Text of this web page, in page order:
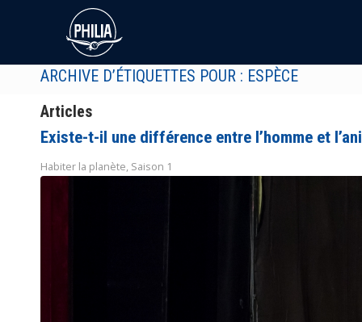
ARCHIVE D’ÉTIQUETTES POUR : ESPÈCE
Articles
Existe-t-il une différence entre l’homme et
Habiter la planète, Saison 1